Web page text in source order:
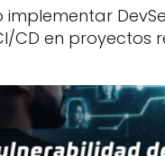
implementar
CD en proyectos